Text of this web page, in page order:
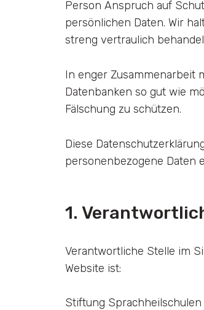
Person Anspruch auf
persönlichen Daten. Wir
streng vertraulich
In enger Zusammenarbeit
Datenbanken so gut wie
Fälschung zu schützen.
Diese
personenbezogene Daten
1.
Verantwortliche Stelle im
Website ist:
Stiftung Sprachheilschulen